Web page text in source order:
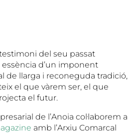
testimoni del seu passat
d’un imponent
de llarga i reconeguda tradició,
el que vàrem ser, el que
el futur.
de l’Anoia col·laborem a
amb l’Arxiu Comarcal